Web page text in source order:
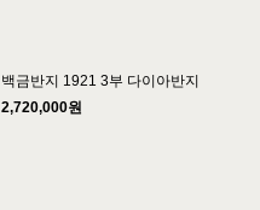
백금반지 1921 3부 다이아반지
2,720,000원